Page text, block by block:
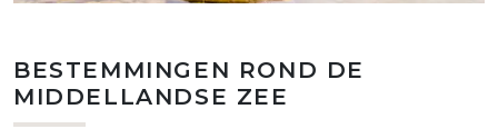
BESTEMMINGEN ROND DE
MIDDELLANDSE ZEE